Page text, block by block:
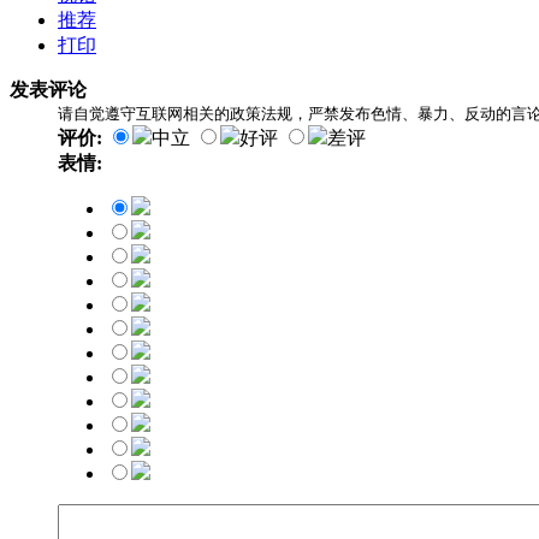
推荐
打印
发表评论
请自觉遵守互联网相关的政策法规，严禁发布色情、暴力、反动的言
评价: 中立 好评
差评
表情: